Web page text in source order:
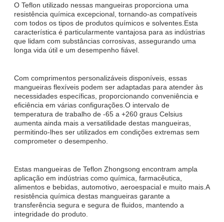
O Teflon utilizado nessas mangueiras proporciona uma
resistência química excepcional, tornando-as compatíveis
com todos os tipos de produtos químicos e solventes.Esta
característica é particularmente vantajosa para as indústrias
que lidam com substâncias corrosivas, assegurando uma
longa vida útil e um desempenho fiável.
Com comprimentos personalizáveis disponíveis, essas
mangueiras flexíveis podem ser adaptadas para atender às
necessidades específicas, proporcionando conveniência e
eficiência em várias configurações.O intervalo de
temperatura de trabalho de -65 a +260 graus Celsius
aumenta ainda mais a versatilidade destas mangueiras,
permitindo-lhes ser utilizados em condições extremas sem
comprometer o desempenho.
Estas mangueiras de Teflon Zhongsong encontram ampla
aplicação em indústrias como química, farmacêutica,
alimentos e bebidas, automotivo, aeroespacial e muito mais.A
resistência química destas mangueiras garante a
transferência segura e segura de fluidos, mantendo a
integridade do produto.